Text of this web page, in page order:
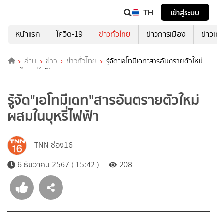
TH
เข้าสู่ระบบ
หน้าแรก
โควิด-19 ข่าวทั่วไทย ข่าวการเมือง ข่าว
อ่าน ข่าว ข่าวทั่วไทย
รู้จัด"เอโทมีเดท"สารอันตรายตัวใหม่
ผสมในบุหรี่ไฟฟ้า
รู้จัด"เอโทมีเดท"สารอันตรายตัวใหม่
ผสมในบุหรี่ไฟฟ้า
TNN ช่อง16
6 ธันวาคม 2567 ( 15:42 )
208